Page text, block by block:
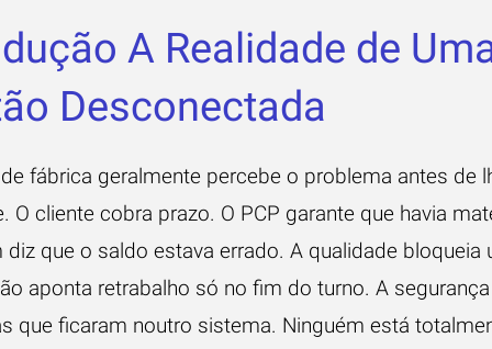
A Realidade de
Desconectada
fábrica geralmente percebe o problema antes de
O cliente cobra prazo. O PCP garante que havia
diz que o saldo estava errado. A qualidade bloqueia
aponta retrabalho só no fim do turno. A
que ficaram noutro sistema. Ninguém está